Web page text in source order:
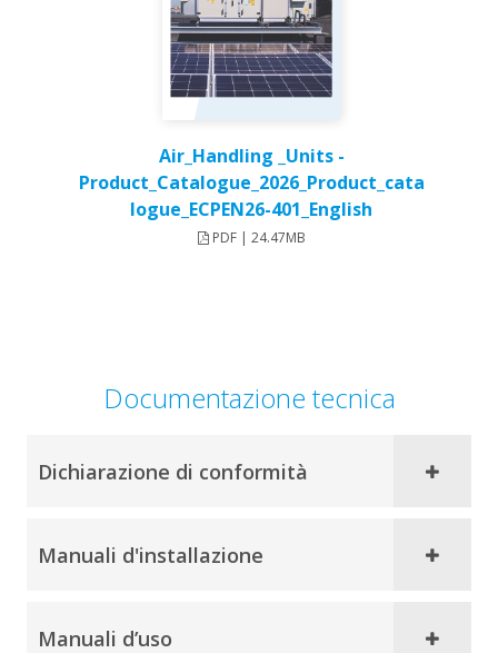
Air_Handling _Units -
Product_Catalogue_2026_Product_cata
logue_ECPEN26-401_English
PDF | 24.47MB
Documentazione tecnica
Dichiarazione di conformità
Manuali d'installazione
Manuali d’uso